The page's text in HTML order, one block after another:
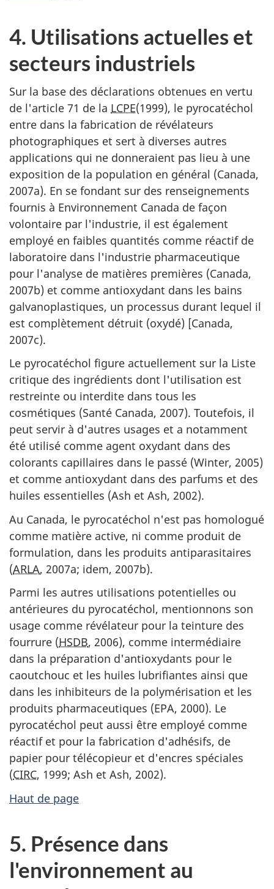
4. Utilisations actuelles et
secteurs industriels
Sur la base des déclarations obtenues en vertu
de l'article 71 de la LCPE(1999), le pyrocatéchol
entre dans la fabrication de révélateurs
photographiques et sert à diverses autres
applications qui ne donneraient pas lieu à une
exposition de la population en général (Canada,
2007a). En se fondant sur des renseignements
fournis à Environnement Canada de façon
volontaire par l'industrie, il est également
employé en faibles quantités comme réactif de
laboratoire dans l'industrie pharmaceutique
pour l'analyse de matières premières (Canada,
2007b) et comme antioxydant dans les bains
galvanoplastiques, un processus durant lequel il
est complètement détruit (oxydé) [Canada,
2007c).
Le pyrocatéchol figure actuellement sur la Liste
critique des ingrédients dont l'utilisation est
restreinte ou interdite dans tous les
cosmétiques (Santé Canada, 2007). Toutefois, il
peut servir à d'autres usages et a notamment
été utilisé comme agent oxydant dans des
colorants capillaires dans le passé (Winter, 2005)
et comme antioxydant dans des parfums et des
huiles essentielles (Ash et Ash, 2002).
Au Canada, le pyrocatéchol n'est pas homologué
comme matière active, ni comme produit de
formulation, dans les produits antiparasitaires
(ARLA, 2007a; idem, 2007b).
Parmi les autres utilisations potentielles ou
antérieures du pyrocatéchol, mentionnons son
usage comme révélateur pour la teinture des
fourrure (HSDB, 2006), comme intermédiaire
dans la préparation d'antioxydants pour le
caoutchouc et les huiles lubrifiantes ainsi que
dans les inhibiteurs de la polymérisation et les
produits pharmaceutiques (EPA, 2000). Le
pyrocatéchol peut aussi être employé comme
réactif et pour la fabrication d'adhésifs, de
papier pour télécopieur et d'encres spéciales
(CIRC, 1999; Ash et Ash, 2002).
Haut de page
5. Présence dans
l'environnement au